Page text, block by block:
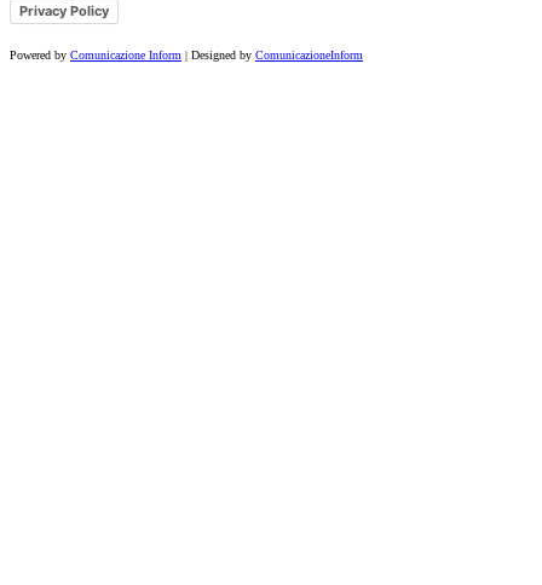
Privacy Policy
Powered by Comunicazione Inform | Designed by ComunicazioneInform